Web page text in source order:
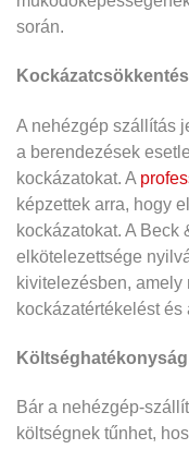
során.
A nehézgép szállítás
a berendezések
kockázatokat. A
képzettek arra, hogy
kockázatokat. A Beck
elkötelezettsége
kivitelezésben,
kockázatértékelést
Bár a nehézgép-
költségnek tűnhet,